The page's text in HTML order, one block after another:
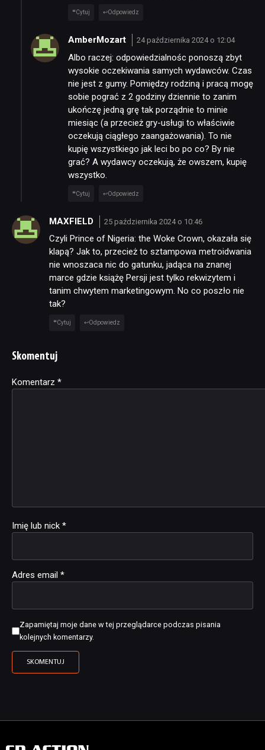
Cytuj Odpowiedz
AmberMozart 24 października 2024 o 12:04
Albo raczej: odpowiedzialnośc ponoszą zbyt
wysokie oczekiwania samych wydawców. Czas
nie jest z gumy. Pomiędzy rodziną i pracą mogę
sobie pograć z 2 godziny dziennie to zanim
ukończę jedną grę tak porządnie to minie
miesiąc (a przecież gry-usługi to właściwie
oczekują ciągłego zaangażowania). To nie
kupię wszystkiego jak leci bo po co? By nie
grać? A wydawcy oczekują, że owszem, kupię
wszystko.
Cytuj Odpowiedz
MAXFIELD 25 października 2024 o 10:46
Czyli Prince of Nigeria: the Woke Crown, okazała się
klapą? Jak to, przecież to sztampowa metroidwania
nie wnoszaca nic do gatunku, jadąca na znanej
marce gdzie książę Persji jest tylko rekwizytem i
tanim chwytem marketingowym. No co poszło nie
tak?
Cytuj Odpowiedz
Skomentuj
Komentarz *
Imię lub nick *
Adres email *
Zapamiętaj moje dane w tej przeglądarce podczas pisania
kolejnych komentarzy.
Alternative: